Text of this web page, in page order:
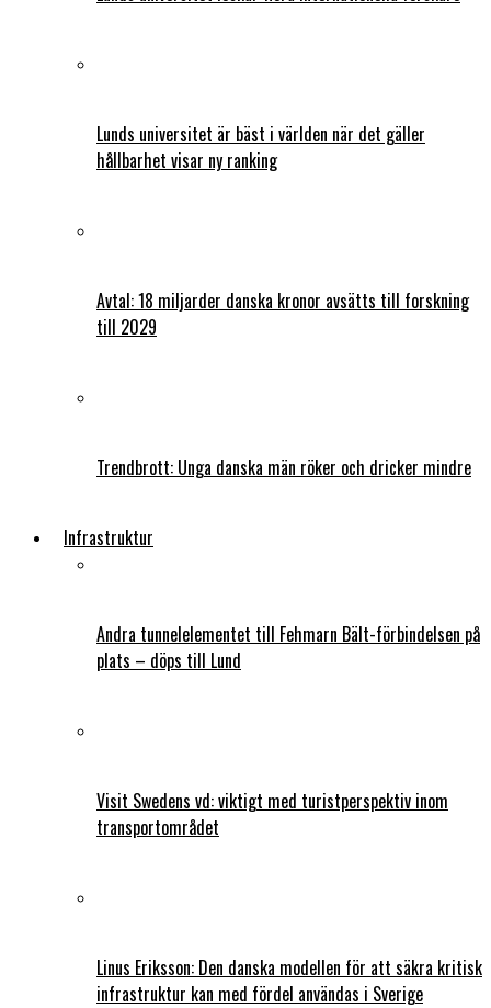
Lunds universitet är bäst i världen när det gäller
hållbarhet visar ny ranking
Avtal: 18 miljarder danska kronor avsätts till forskning
till 2029
Trendbrott: Unga danska män röker och dricker mindre
Infrastruktur
Andra tunnelelementet till Fehmarn Bält-förbindelsen på
plats – döps till Lund
Visit Swedens vd: viktigt med turistperspektiv inom
transportområdet
Linus Eriksson: Den danska modellen för att säkra kritisk
infrastruktur kan med fördel användas i Sverige